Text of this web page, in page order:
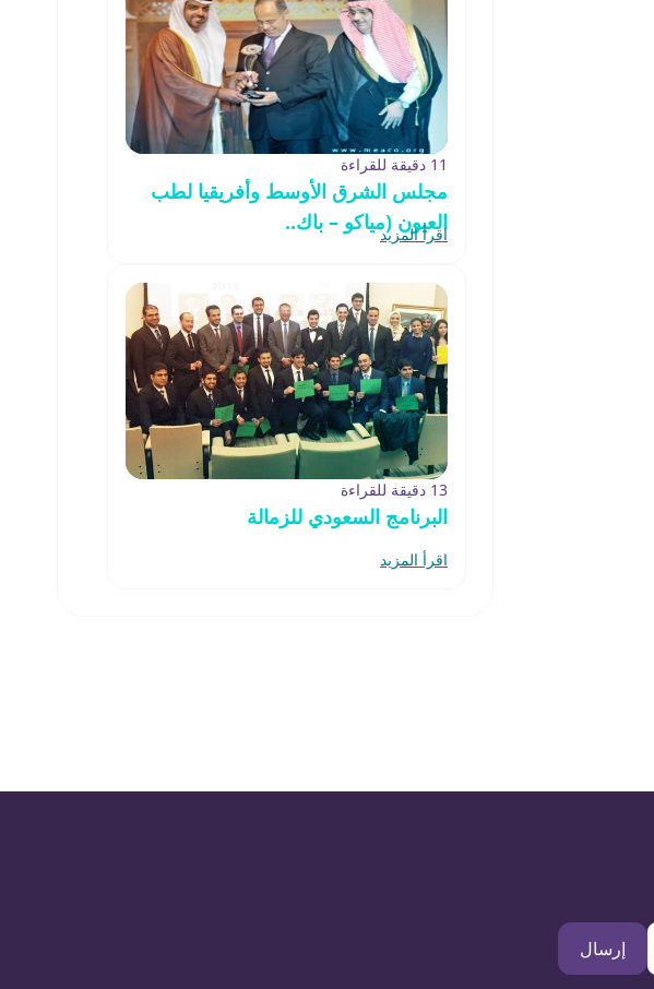
11 دقيقة للقراءة
مجلس الشرق الأوسط وأفريقيا لطب
العيون (مياكو – باك..
اقرأ المزيد
13 دقيقة للقراءة
البرنامج السعودي للزمالة
اقرأ المزيد
إرسال